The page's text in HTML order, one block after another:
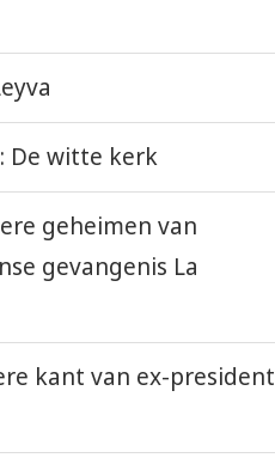
De witte kerk
geheimen van
gevangenis La
kant van ex-president